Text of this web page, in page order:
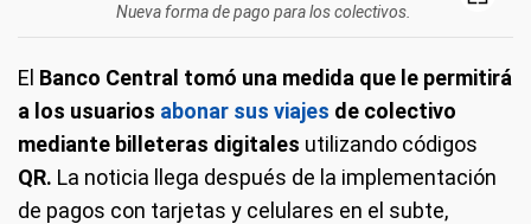
Nueva forma de pago para los colectivos.
El Banco Central tomó una medida que le permitirá
a los usuarios abonar sus viajes de colectivo
mediante billeteras digitales utilizando códigos
QR. La noticia llega después de la implementación
de pagos con tarjetas y celulares en el subte,